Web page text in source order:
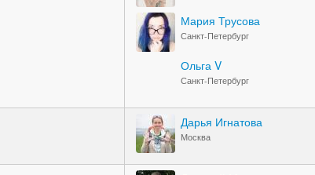
Мария Трусова
Санкт-Петербург
Ольга V
Санкт-Петербург
Дарья Игнатова
Москва